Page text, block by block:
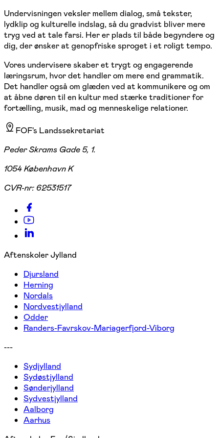
Undervisningen veksler mellem dialog, små tekster,
lydklip og kulturelle indslag, så du gradvist bliver mere
tryg ved at tale farsi. Her er plads til både begyndere og
dig, der ønsker at genopfriske sproget i et roligt tempo.
Vores undervisere skaber et trygt og engagerende
læringsrum, hvor det handler om mere end grammatik.
Det handler også om glæden ved at kommunikere og om
at åbne døren til en kultur med stærke traditioner for
fortælling, musik, mad og menneskelige relationer.
FOF's Landssekretariat
Peder Skrams Gade 5, 1.
1054 København K
CVR-nr: 62531517
Aftenskoler Jylland
Djursland
Herning
Nordals
Nordvestjylland
Odder
Randers-Favrskov-Mariagerfjord-Viborg
---
Sydjylland
Sydøstjylland
Sønderjylland
Sydvestjylland
Aalborg
Aarhus